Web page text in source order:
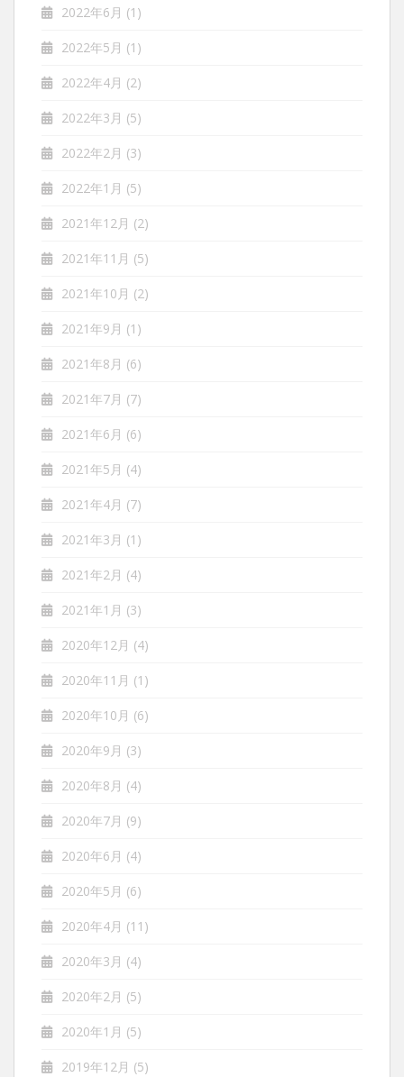
2022年6月 (1)
2022年5月 (1)
2022年4月 (2)
2022年3月 (5)
2022年2月 (3)
2022年1月 (5)
2021年12月 (2)
2021年11月 (5)
2021年10月 (2)
2021年9月 (1)
2021年8月 (6)
2021年7月 (7)
2021年6月 (6)
2021年5月 (4)
2021年4月 (7)
2021年3月 (1)
2021年2月 (4)
2021年1月 (3)
2020年12月 (4)
2020年11月 (1)
2020年10月 (6)
2020年9月 (3)
2020年8月 (4)
2020年7月 (9)
2020年6月 (4)
2020年5月 (6)
2020年4月 (11)
2020年3月 (4)
2020年2月 (5)
2020年1月 (5)
2019年12月 (5)